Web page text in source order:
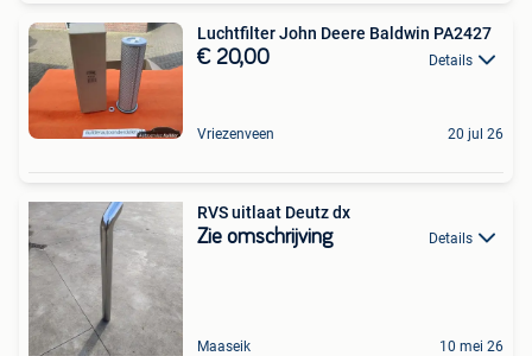
Luchtfilter John Deere Baldwin PA2427
€ 20,00 Details
Vriezenveen 20 jul 26
RVS uitlaat Deutz dx
Zie omschrijving Details
Maaseik 10 mei 26